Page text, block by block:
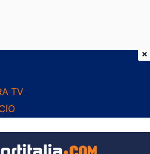
TV
×